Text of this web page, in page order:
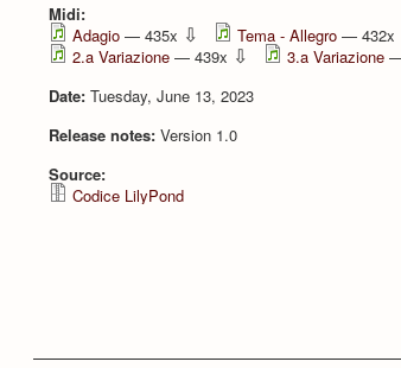
Midi:
Adagio — 435x ⇩ Tema - Allegro — 432x
2.a Variazione — 439x ⇩ 3.a Variazione
Date: Tuesday, June 13, 2023
Release notes: Version 1.0
Source:
Codice LilyPond